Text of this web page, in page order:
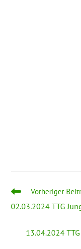
Vorheriger
02.03.2024 TTG
13.04.2024